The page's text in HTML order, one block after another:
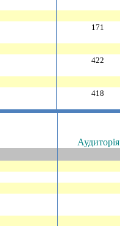
171
422
418
Аудиторiя